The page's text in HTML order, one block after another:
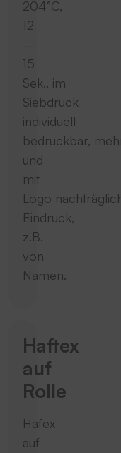
204°C,
12
–
15
Sek., im
Siebdruck
individuell
bedruckbar,
und
mit
Logo
Eindruck,
z.B.
von
Namen.
Haftex
auf
Rolle
Hafex
auf